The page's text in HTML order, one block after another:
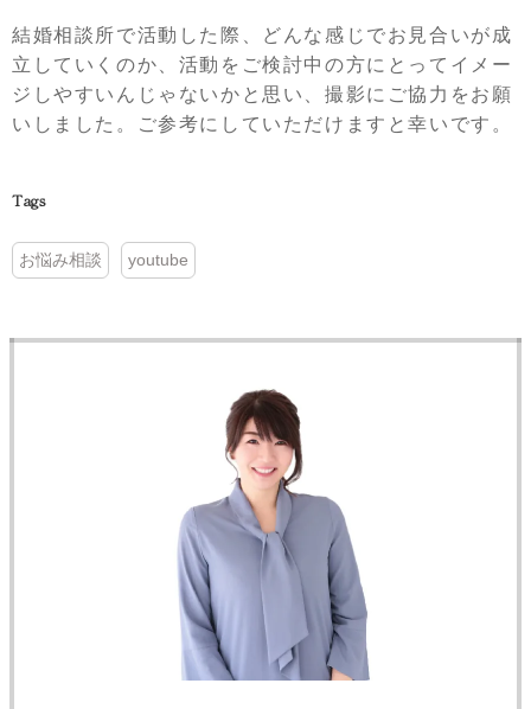
結婚相談所で活動した際、どんな感じでお見合いが成
立していくのか、活動をご検討中の方にとってイメー
ジしやすいんじゃないかと思い、撮影にご協力をお願
いしました。ご参考にしていただけますと幸いです。
Tags
お悩み相談 youtube